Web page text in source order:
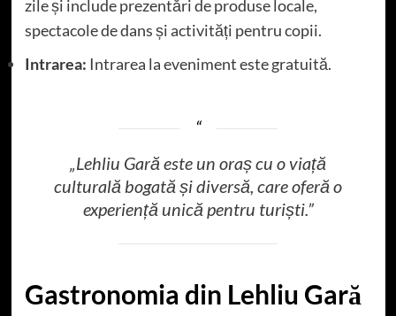
zile și include prezentări de produse locale,
spectacole de dans și activități pentru copii.
Intrarea: Intrarea la eveniment este gratuită.
„Lehliu Gară este un oraș cu o viață
culturală bogată și diversă, care oferă o
experiență unică pentru turiști.”
Gastronomia din Lehliu Gară